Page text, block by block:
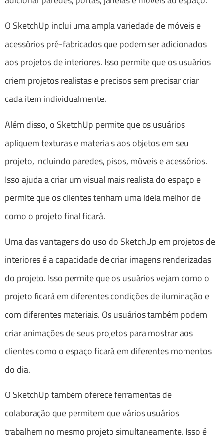
O SketchUp inclui uma ampla variedade de móveis e
acessórios pré-fabricados que podem ser adicionados
aos projetos de interiores. Isso permite que os usuários
criem projetos realistas e precisos sem precisar criar
cada item individualmente.
Além disso, o SketchUp permite que os usuários
apliquem texturas e materiais aos objetos em seu
projeto, incluindo paredes, pisos, móveis e acessórios.
Isso ajuda a criar um visual mais realista do espaço e
permite que os clientes tenham uma ideia melhor de
como o projeto final ficará.
Uma das vantagens do uso do SketchUp em projetos de
interiores é a capacidade de criar imagens renderizadas
do projeto. Isso permite que os usuários vejam como o
projeto ficará em diferentes condições de iluminação e
com diferentes materiais. Os usuários também podem
criar animações de seus projetos para mostrar aos
clientes como o espaço ficará em diferentes momentos
do dia.
O SketchUp também oferece ferramentas de
colaboração que permitem que vários usuários
trabalhem no mesmo projeto simultaneamente. Isso é